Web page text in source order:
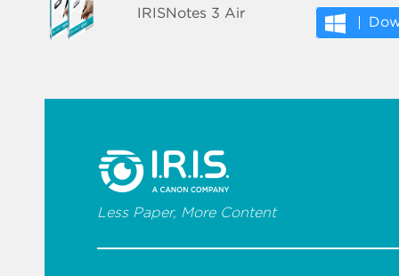
IRISNotes 3 Air
Less Paper, More Content